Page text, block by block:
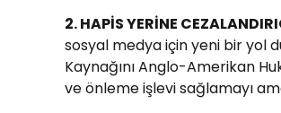
2. HAPİS YERİNE
sosyal medya için yeni bir yol
Kaynağını Anglo-Amerikan
ve önleme işlevi sağlamayı